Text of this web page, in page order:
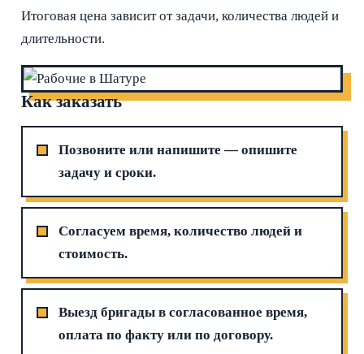
Итоговая цена зависит от задачи, количества людей и
длительности.
Как заказать
Позвоните или напишите — опишите
задачу и сроки.
Согласуем время, количество людей и
стоимость.
Выезд бригады в согласованное время,
оплата по факту или по договору.